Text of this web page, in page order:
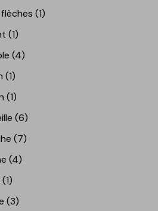
(1)
(1)
(4)
(1)
(1)
(6)
(7)
(4)
(3)